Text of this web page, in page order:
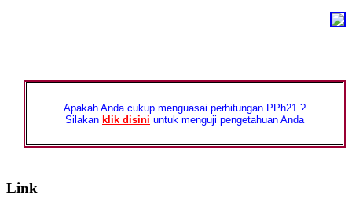
Apakah Anda cukup menguasai perhitungan PPh21 ?
Silakan klik disini untuk menguji pengetahuan Anda
Link